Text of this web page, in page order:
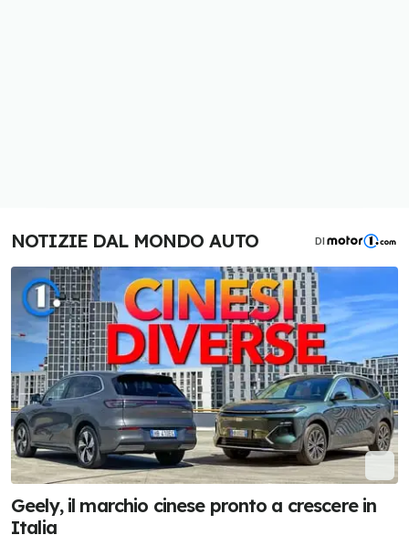
NOTIZIE DAL MONDO AUTO DI
Geely, il marchio cinese pronto a crescere in
Italia